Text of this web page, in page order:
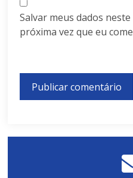
Salvar meus dados
próxima vez que eu